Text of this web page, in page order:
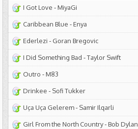
I Got Love -MiyaGi
Caribbean Blue -Enya
Ederlezi - Goran Bregovic
I Did Something Bad -Taylor Swift
Outro -M83
Drinkee - Sofi Tukker
Uça Uça Gelerem- Samir Ilqarli
Girl From the North Country-Bob Dylan